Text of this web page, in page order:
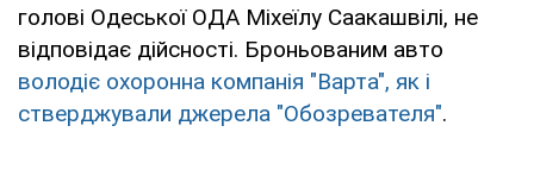
голові Одеської ОДА Міхеїлу Саакашвілі, не
відповідає дійсності. Броньованим авто
володіє охоронна компанія "Варта", як і
стверджували джерела "Обозревателя".